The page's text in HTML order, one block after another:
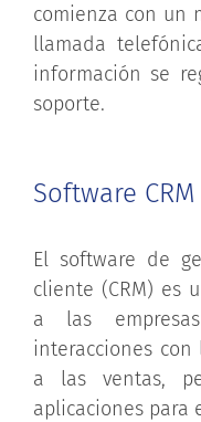
comienza con un
llamada
información se
soporte.
Software CRM
El software de
cliente (CRM) es
a las
interacciones con
a las ventas,
aplicaciones para